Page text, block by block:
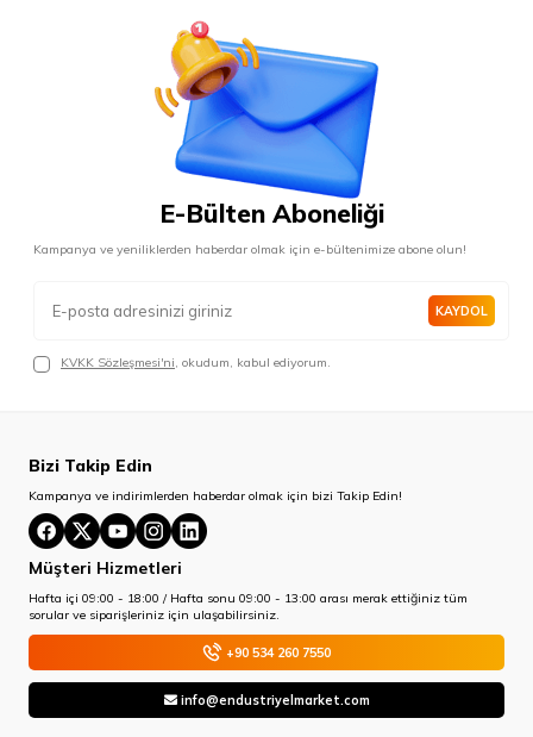
E-Bülten Aboneliği
Kampanya ve yeniliklerden haberdar olmak için e-bültenimize abone olun!
KAYDOL
KVKK Sözleşmesi'ni, okudum, kabul ediyorum.
Bizi Takip Edin
Kampanya ve indirimlerden haberdar olmak için bizi Takip Edin!
Müşteri Hizmetleri
Hafta içi 09:00 - 18:00 / Hafta sonu 09:00 - 13:00 arası merak ettiğiniz tüm
sorular ve siparişleriniz için ulaşabilirsiniz.
+90 534 260 7550
info@endustriyelmarket.com